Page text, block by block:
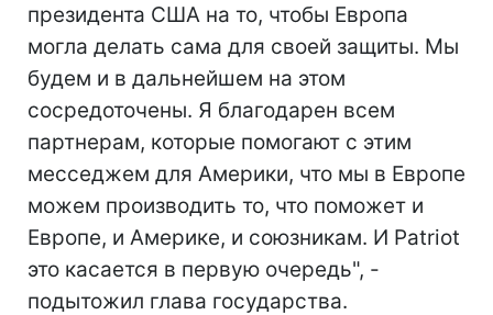
президента США на то, чтобы Европа
могла делать сама для своей защиты. Мы
будем и в дальнейшем на этом
сосредоточены. Я благодарен всем
партнерам, которые помогают с этим
месседжем для Америки, что мы в Европе
можем производить то, что поможет и
Европе, и Америке, и союзникам. И Patriot
это касается в первую очередь", -
подытожил глава государства.